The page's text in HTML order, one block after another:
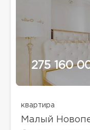
275 160
квартира
Малый